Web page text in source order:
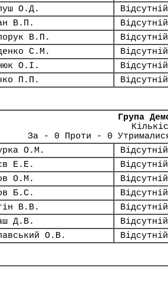
О.Д.
Відсутній
В.П.
Відсутній
В.П.
Відсутній
С.М.
Відсутній
О.І.
Відсутній
П.П.
Відсутній
Група
За - 0 Проти - 0
О.М.
Відсутній
Е.Е.
Відсутній
О.М.
Відсутній
Б.С.
Відсутній
В.В.
Відсутній
Д.В.
Відсутній
О.В.
Відсутній